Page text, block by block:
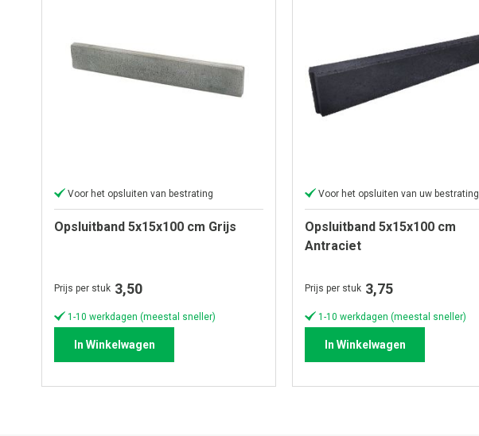
Voor het opsluiten van bestrating
Opsluitband 5x15x100 cm Grijs
Prijs per stuk 3,50
1-10 werkdagen (meestal sneller)
In Winkelwagen
Voor het opsluiten van uw bestrating
Opsluitband 5x15x100 cm
Antraciet
Prijs per stuk 3,75
1-10 werkdagen (meestal sneller)
In Winkelwagen